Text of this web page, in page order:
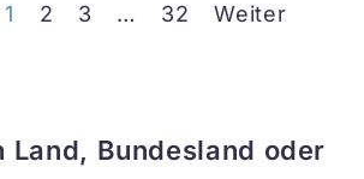
1 2 3 … 32 Weiter
Land, Bundesland oder